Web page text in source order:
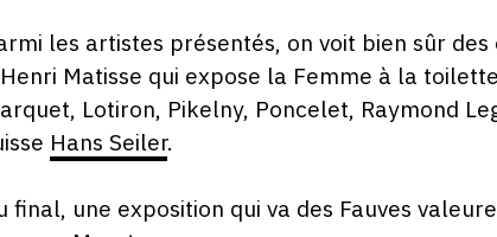
Paris
les artistes présentés, on voit bien sûr
Matisse qui expose la Femme à la
Lotiron, Pikelny, Poncelet, Raymond
Hans Seiler.
final, une exposition qui va des Fauves